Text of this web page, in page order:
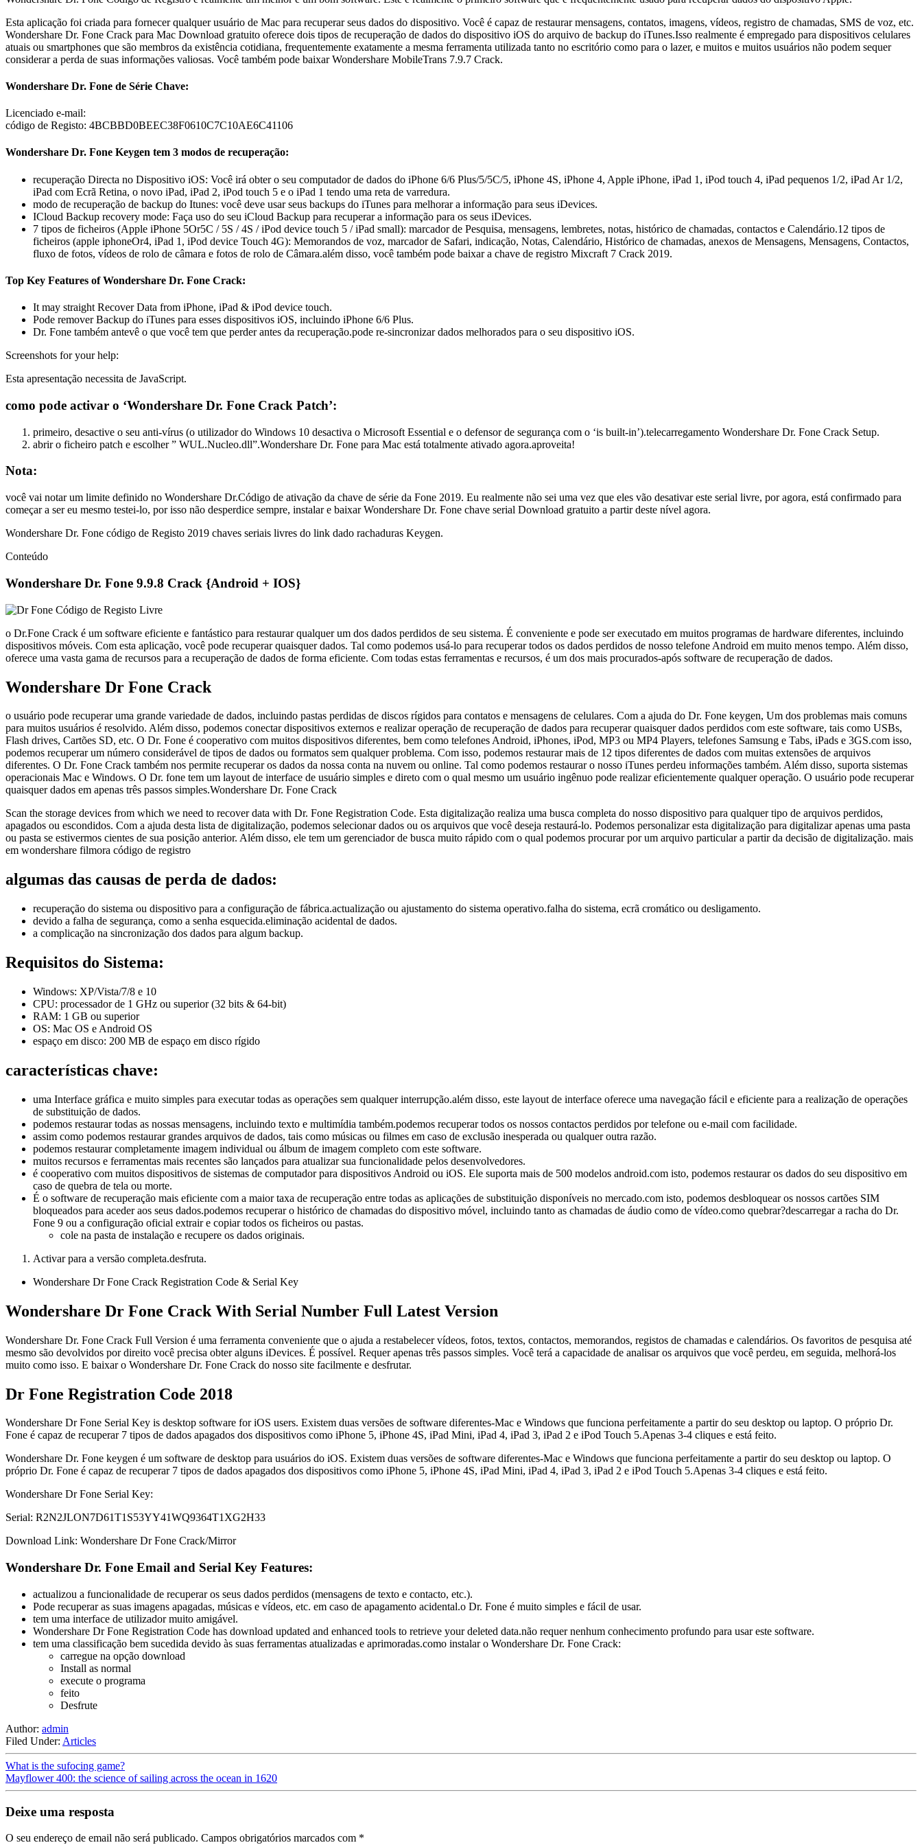
Esta aplicação foi criada para fornecer qualquer usuário de Mac para recuperar seus dados do dispositivo. Você é capaz de restaurar mensagens, contatos, imagens, vídeos, registro de chamadas, SMS de voz, etc.
Wondershare Dr. Fone Crack para Mac Download gratuito oferece dois tipos de recuperação de dados do dispositivo iOS do arquivo de backup do iTunes.Isso realmente é empregado para dispositivos celulares
atuais ou smartphones que são membros da existência cotidiana, frequentemente exatamente a mesma ferramenta utilizada tanto no escritório como para o lazer, e muitos e muitos usuários não podem sequer
considerar a perda de suas informações valiosas. Você também pode baixar Wondershare MobileTrans 7.9.7 Crack.
Wondershare Dr. Fone de Série Chave:
Licenciado e-mail:
código de Registo: 4BCBBD0BEEC38F0610C7C10AE6C41106
Wondershare Dr. Fone Keygen tem 3 modos de recuperação:
recuperação Directa no Dispositivo iOS: Você irá obter o seu computador de dados do iPhone 6/6 Plus/5/5C/5, iPhone 4S, iPhone 4, Apple iPhone, iPad 1, iPod touch 4, iPad pequenos 1/2, iPad Ar 1/2,
iPad com Ecrã Retina, o novo iPad, iPad 2, iPod touch 5 e o iPad 1 tendo uma reta de varredura.
modo de recuperação de backup do Itunes: você deve usar seus backups do iTunes para melhorar a informação para seus iDevices.
ICloud Backup recovery mode: Faça uso do seu iCloud Backup para recuperar a informação para os seus iDevices.
7 tipos de ficheiros (Apple iPhone 5Or5C / 5S / 4S / iPod device touch 5 / iPad small): marcador de Pesquisa, mensagens, lembretes, notas, histórico de chamadas, contactos e Calendário.12 tipos de
ficheiros (apple iphoneOr4, iPad 1, iPod device Touch 4G): Memorandos de voz, marcador de Safari, indicação, Notas, Calendário, Histórico de chamadas, anexos de Mensagens, Mensagens, Contactos,
fluxo de fotos, vídeos de rolo de câmara e fotos de rolo de Câmara.além disso, você também pode baixar a chave de registro Mixcraft 7 Crack 2019.
Top Key Features of Wondershare Dr. Fone Crack:
It may straight Recover Data from iPhone, iPad & iPod device touch.
Pode remover Backup do iTunes para esses dispositivos iOS, incluindo iPhone 6/6 Plus.
Dr. Fone também antevê o que você tem que perder antes da recuperação.pode re-sincronizar dados melhorados para o seu dispositivo iOS.
Screenshots for your help:
Esta apresentação necessita de JavaScript.
como pode activar o ‘Wondershare Dr. Fone Crack Patch’:
primeiro, desactive o seu anti-vírus (o utilizador do Windows 10 desactiva o Microsoft Essential e o defensor de segurança com o ‘is built-in’).telecarregamento Wondershare Dr. Fone Crack Setup.
abrir o ficheiro patch e escolher ” WUL.Nucleo.dll”.Wondershare Dr. Fone para Mac está totalmente ativado agora.aproveita!
Nota:
você vai notar um limite definido no Wondershare Dr.Código de ativação da chave de série da Fone 2019. Eu realmente não sei uma vez que eles vão desativar este serial livre, por agora, está confirmado para
começar a ser eu mesmo testei-lo, por isso não desperdice sempre, instalar e baixar Wondershare Dr. Fone chave serial Download gratuito a partir deste nível agora.
Wondershare Dr. Fone código de Registo 2019 chaves seriais livres do link dado rachaduras Keygen.
Conteúdo
Wondershare Dr. Fone 9.9.8 Crack {Android + IOS}
o Dr.Fone Crack é um software eficiente e fantástico para restaurar qualquer um dos dados perdidos de seu sistema. É conveniente e pode ser executado em muitos programas de hardware diferentes, incluindo
dispositivos móveis. Com esta aplicação, você pode recuperar quaisquer dados. Tal como podemos usá-lo para recuperar todos os dados perdidos de nosso telefone Android em muito menos tempo. Além disso,
oferece uma vasta gama de recursos para a recuperação de dados de forma eficiente. Com todas estas ferramentas e recursos, é um dos mais procurados-após software de recuperação de dados.
Wondershare Dr Fone Crack
o usuário pode recuperar uma grande variedade de dados, incluindo pastas perdidas de discos rígidos para contatos e mensagens de celulares. Com a ajuda do Dr. Fone keygen, Um dos problemas mais comuns
para muitos usuários é resolvido. Além disso, podemos conectar dispositivos externos e realizar operação de recuperação de dados para recuperar quaisquer dados perdidos com este software, tais como USBs,
Flash drives, Cartões SD, etc. O Dr. Fone é cooperativo com muitos dispositivos diferentes, bem como telefones Android, iPhones, iPod, MP3 ou MP4 Players, telefones Samsung e Tabs, iPads e 3GS.com isso,
podemos recuperar um número considerável de tipos de dados ou formatos sem qualquer problema. Com isso, podemos restaurar mais de 12 tipos diferentes de dados com muitas extensões de arquivos
diferentes. O Dr. Fone Crack também nos permite recuperar os dados da nossa conta na nuvem ou online. Tal como podemos restaurar o nosso iTunes perdeu informações também. Além disso, suporta sistemas
operacionais Mac e Windows. O Dr. fone tem um layout de interface de usuário simples e direto com o qual mesmo um usuário ingênuo pode realizar eficientemente qualquer operação. O usuário pode recuperar
quaisquer dados em apenas três passos simples.Wondershare Dr. Fone Crack
Scan the storage devices from which we need to recover data with Dr. Fone Registration Code. Esta digitalização realiza uma busca completa do nosso dispositivo para qualquer tipo de arquivos perdidos,
apagados ou escondidos. Com a ajuda desta lista de digitalização, podemos selecionar dados ou os arquivos que você deseja restaurá-lo. Podemos personalizar esta digitalização para digitalizar apenas uma pasta
ou pasta se estivermos cientes de sua posição anterior. Além disso, ele tem um gerenciador de busca muito rápido com o qual podemos procurar por um arquivo particular a partir da decisão de digitalização. mais
em wondershare filmora código de registro
algumas das causas de perda de dados:
recuperação do sistema ou dispositivo para a configuração de fábrica.actualização ou ajustamento do sistema operativo.falha do sistema, ecrã cromático ou desligamento.
devido a falha de segurança, como a senha esquecida.eliminação acidental de dados.
a complicação na sincronização dos dados para algum backup.
Requisitos do Sistema:
Windows: XP/Vista/7/8 e 10
CPU: processador de 1 GHz ou superior (32 bits & 64-bit)
RAM: 1 GB ou superior
OS: Mac OS e Android OS
espaço em disco: 200 MB de espaço em disco rígido
características chave:
uma Interface gráfica e muito simples para executar todas as operações sem qualquer interrupção.além disso, este layout de interface oferece uma navegação fácil e eficiente para a realização de operações
de substituição de dados.
podemos restaurar todas as nossas mensagens, incluindo texto e multimídia também.podemos recuperar todos os nossos contactos perdidos por telefone ou e-mail com facilidade.
assim como podemos restaurar grandes arquivos de dados, tais como músicas ou filmes em caso de exclusão inesperada ou qualquer outra razão.
podemos restaurar completamente imagem individual ou álbum de imagem completo com este software.
muitos recursos e ferramentas mais recentes são lançados para atualizar sua funcionalidade pelos desenvolvedores.
é cooperativo com muitos dispositivos de sistemas de computador para dispositivos Android ou iOS. Ele suporta mais de 500 modelos android.com isto, podemos restaurar os dados do seu dispositivo em
caso de quebra de tela ou morte.
É o software de recuperação mais eficiente com a maior taxa de recuperação entre todas as aplicações de substituição disponíveis no mercado.com isto, podemos desbloquear os nossos cartões SIM
bloqueados para aceder aos seus dados.podemos recuperar o histórico de chamadas do dispositivo móvel, incluindo tanto as chamadas de áudio como de vídeo.como quebrar?descarregar a racha do Dr.
Fone 9 ou a configuração oficial extrair e copiar todos os ficheiros ou pastas.
cole na pasta de instalação e recupere os dados originais.
Activar para a versão completa.desfruta.
Wondershare Dr Fone Crack Registration Code & Serial Key
Wondershare Dr Fone Crack With Serial Number Full Latest Version
Wondershare Dr. Fone Crack Full Version é uma ferramenta conveniente que o ajuda a restabelecer vídeos, fotos, textos, contactos, memorandos, registos de chamadas e calendários. Os favoritos de pesquisa até
mesmo são devolvidos por direito você precisa obter alguns iDevices. É possível. Requer apenas três passos simples. Você terá a capacidade de analisar os arquivos que você perdeu, em seguida, melhorá-los
muito como isso. E baixar o Wondershare Dr. Fone Crack do nosso site facilmente e desfrutar.
Dr Fone Registration Code 2018
Wondershare Dr Fone Serial Key is desktop software for iOS users. Existem duas versões de software diferentes-Mac e Windows que funciona perfeitamente a partir do seu desktop ou laptop. O próprio Dr.
Fone é capaz de recuperar 7 tipos de dados apagados dos dispositivos como iPhone 5, iPhone 4S, iPad Mini, iPad 4, iPad 3, iPad 2 e iPod Touch 5.Apenas 3-4 cliques e está feito.
Wondershare Dr. Fone keygen é um software de desktop para usuários do iOS. Existem duas versões de software diferentes-Mac e Windows que funciona perfeitamente a partir do seu desktop ou laptop. O
próprio Dr. Fone é capaz de recuperar 7 tipos de dados apagados dos dispositivos como iPhone 5, iPhone 4S, iPad Mini, iPad 4, iPad 3, iPad 2 e iPod Touch 5.Apenas 3-4 cliques e está feito.
Wondershare Dr Fone Serial Key:
Serial: R2N2JLON7D61T1S53YY41WQ9364T1XG2H33
Download Link: Wondershare Dr Fone Crack/Mirror
Wondershare Dr. Fone Email and Serial Key Features:
actualizou a funcionalidade de recuperar os seus dados perdidos (mensagens de texto e contacto, etc.).
Pode recuperar as suas imagens apagadas, músicas e vídeos, etc. em caso de apagamento acidental.o Dr. Fone é muito simples e fácil de usar.
tem uma interface de utilizador muito amigável.
Wondershare Dr Fone Registration Code has download updated and enhanced tools to retrieve your deleted data.não requer nenhum conhecimento profundo para usar este software.
tem uma classificação bem sucedida devido às suas ferramentas atualizadas e aprimoradas.como instalar o Wondershare Dr. Fone Crack:
carregue na opção download
Install as normal
execute o programa
feito
Desfrute
Author: admin
Filed Under: Articles
What is the sufocing game?
Mayflower 400: the science of sailing across the ocean in 1620
Deixe uma resposta
O seu endereço de email não será publicado. Campos obrigatórios marcados com *